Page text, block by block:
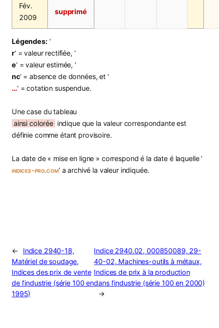
Fév.
2009
supprimé
Légendes:‘
r‘ = valeur rectifiée, ‘
e‘ = valeur estimée, ‘
nc‘ = absence de données, et ‘
…‘ = cotation suspendue.
Une case du tableau
ainsi colorée indique que la valeur correspondante est
définie comme étant provisoire.
La date de « mise en ligne » correspond é la date é laquelle ‘
indices-pro.com‘ a archivé la valeur indiquée.
←
Indice 2940-18,
Matériel de soudage,
Indices des prix de vente
de l’industrie (série 100 en
1995)
Indice 2940.02, 000850089, 29-
40-02, Machines-outils à métaux,
Indices de prix à la production
dans l’industrie (série 100 en 2000)
→